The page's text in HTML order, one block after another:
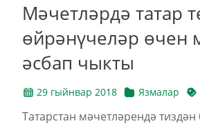
Мәчетләрдә татар
өйрәнүчеләр өчен
әсбап чыкты
29 гыйнвар 2018 Язмалар
Татарстан мәчетләрендә